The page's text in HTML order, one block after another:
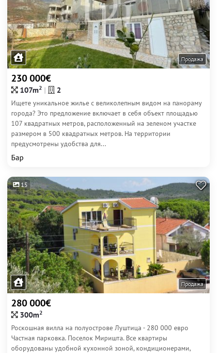
Продажа
230 000€
107m2 2
Ищете уникальное жилье с великолепным видом на панораму
города? Это предложение включает в себя объект площадью
107 квадратных метров, расположенный на зеленом участке
размером в 500 квадратных метров. На территории
предусмотрены удобства для...
Бар
15
Продажа
280 000€
300m2
Роскошная вилла на полуострове Луштица - 280 000 евро
Частная парковка. Поселок Миришта. Все квартиры
оборудованы удобной кухонной зоной, кондиционерами,